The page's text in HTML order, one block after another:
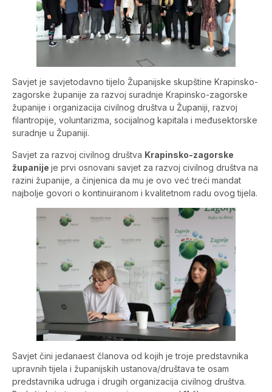
Savjet je savjetodavno tijelo Županijske skupštine Krapinsko-
zagorske županije za razvoj suradnje Krapinsko-zagorske
županije i organizacija civilnog društva u Županiji, razvoj
filantropije, voluntarizma, socijalnog kapitala i međusektorske
suradnje u Županiji.
Savjet za razvoj civilnog društva Krapinsko-zagorske
županije je prvi osnovani savjet za razvoj civilnog društva na
razini županije, a činjenica da mu je ovo već treći mandat
najbolje govori o kontinuiranom i kvalitetnom radu ovog tijela.
Savjet čini jedanaest članova od kojih je troje predstavnika
upravnih tijela i županijskih ustanova/društava te osam
predstavnika udruga i drugih organizacija civilnog društva.